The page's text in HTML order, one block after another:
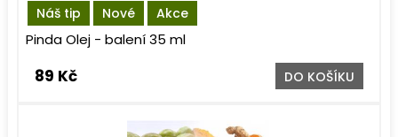
Náš tip Nové Akce
Pinda Olej - balení 35 ml
89 Kč DO KOŠÍKU